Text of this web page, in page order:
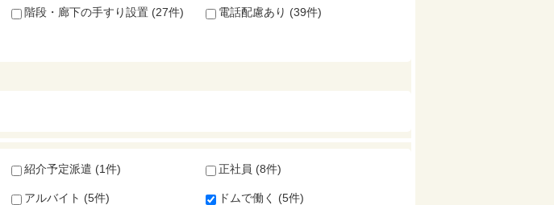
階段・廊下の手すり設置 (27件) 電話配慮あり (39件)
紹介予定派遣 (1件) 正社員 (8件)
アルバイト (5件) ドムで働く (5件)